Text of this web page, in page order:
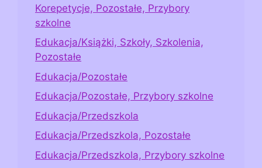
Korepetycje, Pozostałe, Przybory
szkolne
Edukacja/Książki, Szkoły, Szkolenia,
Pozostałe
Edukacja/Pozostałe
Edukacja/Pozostałe, Przybory szkolne
Edukacja/Przedszkola
Edukacja/Przedszkola, Pozostałe
Edukacja/Przedszkola, Przybory szkolne